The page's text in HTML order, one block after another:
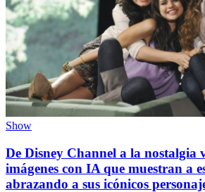
Show
De Disney Channel a la nostalgia
imágenes con IA que muestran a
abrazando a sus icónicos